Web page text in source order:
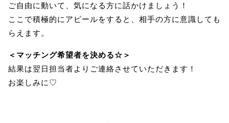
ご自由に動いて、気になる方に話かけましょう！
ここで積極的にアピールをすると、相手の方に意識しても
らえます。
＜マッチング希望者を決める☆＞
結果は翌日担当者よりご連絡させていただきます！
お楽しみに♡